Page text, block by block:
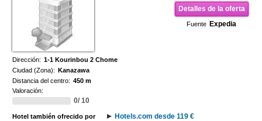
Detalles de la oferta
Fuente Expedia
Dirección: 1-1 Kourinbou 2 Chome
Ciudad (Zona): Kanazawa
Distancia del centro: 450 m
Valoración:
0/ 10
Hotel también ofrecido por Hotels.com desde 119 €